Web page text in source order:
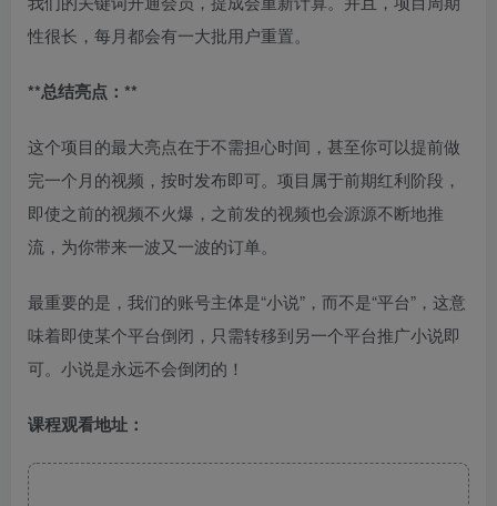
性很长，每月都会有一大批用户重置。
**总结亮点：**
这个项目的最大亮点在于不需担心时间，甚至你可以提前做
完一个月的视频，按时发布即可。项目属于前期红利阶段，
即使之前的视频不火爆，之前发的视频也会源源不断地推
流，为你带来一波又一波的订单。
最重要的是，我们的账号主体是“小说”，而不是“平台”，这意
味着即使某个平台倒闭，只需转移到另一个平台推广小说即
可。小说是永远不会倒闭的！
课程观看地址：